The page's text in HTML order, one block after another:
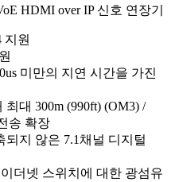
HDMI over IP 신호 연장기
지원
미만의 지연 시간을 가진
대 300m (990ft) (OM3) /
송 확장
지 않은 7.1채널 디지털
더넷 스위치에 대한 광섬유